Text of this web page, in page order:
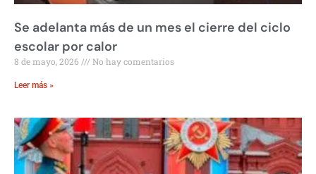
Se adelanta más de un mes el cierre del ciclo
escolar por calor
8 de mayo, 2026 No hay comentarios
Leer más »